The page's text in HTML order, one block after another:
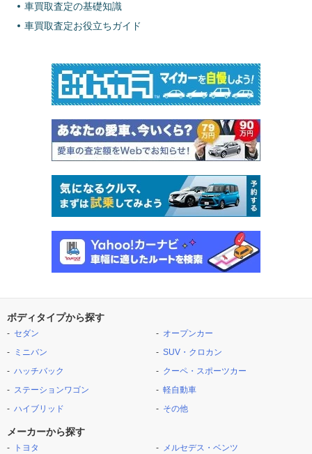
車買取査定の基礎知識
車買取査定お役立ちガイド
ボディタイプから探す
セダン
ミニバン
ハッチバック
ステーションワゴン
ハイブリッド
オープンカー
SUV・クロカン
クーペ・スポーツカー
軽自動車
その他
メーカーから探す
トヨタ
メルセデス・ベンツ